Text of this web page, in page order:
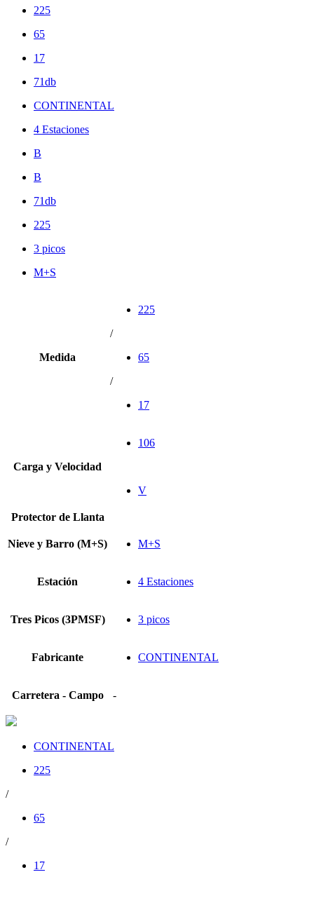
225
65
17
71db
CONTINENTAL
4 Estaciones
B
B
71db
225
3 picos
M+S
Medida
225
/
65
/
17
Carga y Velocidad
106
V
Protector de Llanta
Nieve y Barro (M+S) M+S
Estación 4 Estaciones
Tres Picos (3PMSF) 3 picos
Fabricante CONTINENTAL
Carretera - Campo -
CONTINENTAL
225
/
65
/
17